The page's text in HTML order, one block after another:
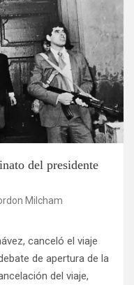
del presidente
Milcham
canceló el viaje
de apertura de la
del viaje,